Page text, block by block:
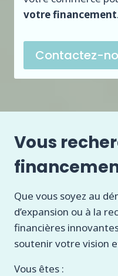
votre financement.
Contactez-
Vous
Que vous soyez au
d’expansion ou à la
financières
soutenir votre vision
Vous êtes :